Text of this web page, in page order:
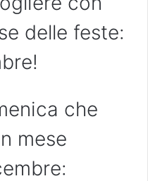
delle feste:
che
mese